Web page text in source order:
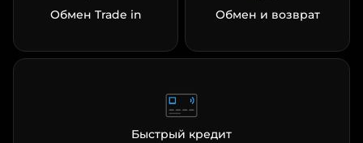
Обмен Trade in Обмен и возврат
Быстрый кредит